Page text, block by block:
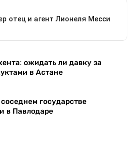
ожидать ли давку за
в Астане
государстве
в Павлодаре